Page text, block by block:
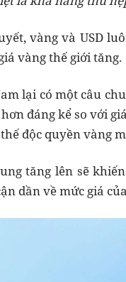
vàng và USD
vàng thế giới tăng.
lại có một câu
đáng kể so với
độc quyền vàng
tăng lên sẽ
dần về mức giá